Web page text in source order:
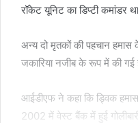
रॉकेट यूनिट का डिप्टी कमांडर
अन्य दो मृतकों की पहचान हमास
जकारिया नजीब के रूप में की गई
आईडीएफ ने कहा कि ड्विक
2002 में वेस्ट बैंक में हुई